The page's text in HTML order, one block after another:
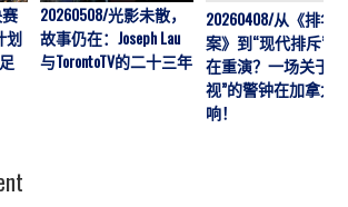
划
20260508/光影未散，
故事仍在：Joseph Lau
与TorontoTV的二十三年
20260408/从《排华
案》到“现代排斥”历
在重演？一场关于“
视”的警钟在加拿大
响！